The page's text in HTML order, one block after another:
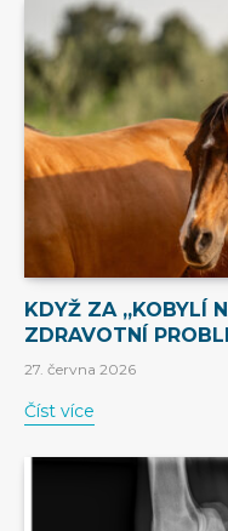
KDYŽ ZA „KOBYLÍ
ZDRAVOTNÍ
27. června 2026
Číst více